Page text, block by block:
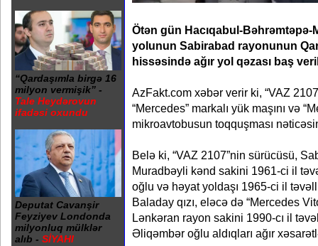
“Qardaşımla birgə 16
milyon vermişik” -
Tale Heydərovun
ifadəsi oxundu
Deputat Cavanşir
Feyziyev Londonda
milyonluq mülklər
alıb - SİYAHI
Ötən gün Hacıqabul-
yolunun Sabirabad rayonunun
hissəsində ağır yol qəzası baş
AzFakt.com xəbər verir ki, “VAZ
“Mercedes” markalı yük maşını və
mikroavtobusun toqquşması
Belə ki, “VAZ 2107”nin sürücüsü,
Muradbəyli kənd sakini 1961-ci il
oğlu və həyat yoldaşı 1965-ci il
Baladay qızı, eləcə də “Mercedes
Lənkəran rayon sakini 1990-cı il
Əliqəmbər oğlu aldıqları ağır